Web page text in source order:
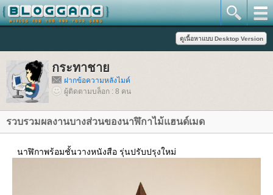
กระทาชา
ฝากข้อความหลังไมค์
ผู้ติดตามบล็อก : 8 คน
รวบรวมผลงานบางส่วนของนาฬิกาไม้แฮนด์เมด
นาฬิกาพร้อมชั้นวางหนังสือ รุ่นปรับปรุงใหม่